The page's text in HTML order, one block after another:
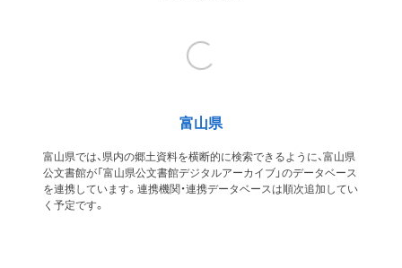
富山県
富山県では、県内の郷土資料を横断的に検索できるように、富山県
公文書館が「富山県公文書館デジタルアーカイブ」のデータベース
を連携しています。連携機関・連携データベースは順次追加してい
く予定です。